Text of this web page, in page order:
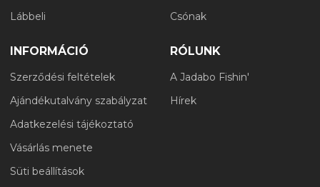
Lábbeli
Csónak
INFORMÁCIÓ
Szerződési feltételek
Ajándékutalvány szabályzat
Adatkezelési tájékoztató
Vásárlás menete
Süti beállítások
RÓLUNK
A Jadabo Fishin'
Hírek